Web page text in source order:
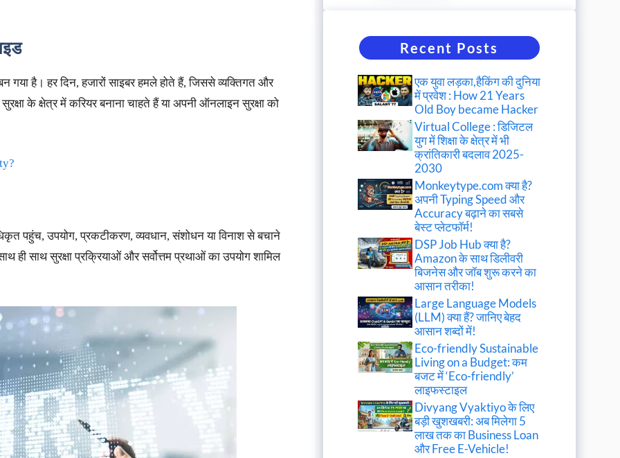
गया है। हर दिन, हजारों साइबर हमले होते हैं, जिससे व्यक्तिगत और
के क्षेत्र में करियर बनाना चाहते हैं या अपनी ऑनलाइन सुरक्षा को
पहुंच, उपयोग, प्रकटीकरण, व्यवधान, संशोधन या विनाश से बचाने
ही साथ सुरक्षा प्रक्रियाओं और सर्वोत्तम प्रथाओं का उपयोग शामिल
Recent Posts
एक युवा लड़का,हैकिंग की दुनिया
में प्रवेश : How 21 Years
Old Boy became Hacker
Virtual College : डिजिटल
युग में शिक्षा के क्षेत्र में भी
क्रांतिकारी बदलाव 2025-
2030
Monkeytype.com क्या है?
अपनी Typing Speed और
Accuracy बढ़ाने का सबसे
बेस्ट प्लेटफॉर्म!
DSP Job Hub क्या है?
Amazon के साथ डिलीवरी
बिजनेस और जॉब शुरू करने का
आसान तरीका!
Large Language Models
(LLM) क्या हैं? जानिए बेहद
आसान शब्दों में!
Eco-friendly Sustainable
Living on a Budget: कम
बजट में ‘Eco-friendly’
लाइफस्टाइल
Divyang Vyaktiyo के लिए
बड़ी खुशखबरी: अब मिलेगा 5
लाख तक का Business Loan
और Free E-Vehicle!